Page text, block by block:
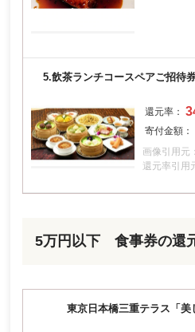
5.飲茶ランチコースペアご招待
画像引用元
還元率引用
5万円以下 食事券の還
東京日本橋三重テラス「